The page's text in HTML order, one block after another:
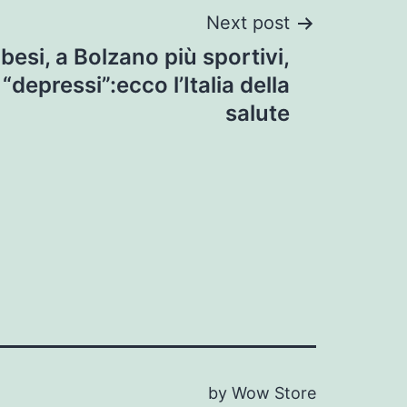
Next post
a Bolzano più sportivi,
l’Italia della
salute
by Wow Store